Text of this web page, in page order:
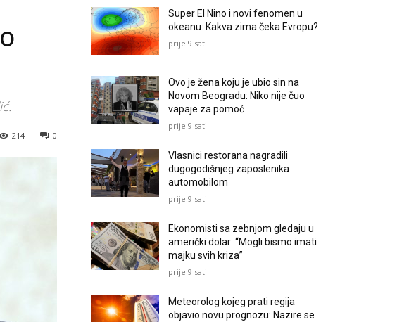
0
214
Super El Nino i novi fenomen u
okeanu: Kakva zima čeka Evropu?
prije 9 sati
Ovo je žena koju je ubio sin na
Novom Beogradu: Niko nije čuo
vapaje za pomoć
prije 9 sati
Vlasnici restorana nagradili
dugogodišnjeg zaposlenika
automobilom
prije 9 sati
Ekonomisti sa zebnjom gledaju u
američki dolar: “Mogli bismo imati
majku svih kriza”
prije 9 sati
Meteorolog kojeg prati regija
objavio novu prognozu: Nazire se